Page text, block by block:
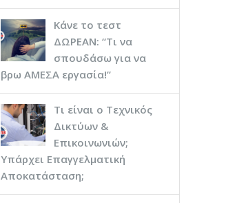
Κάνε το τεστ
ΔΩΡΕΑΝ: “Τι να
σπουδάσω για να
βρω ΑΜΕΣΑ εργασία!”
Τι είναι ο Τεχνικός
Δικτύων &
Επικοινωνιών;
Υπάρχει Επαγγελματική
Αποκατάσταση;